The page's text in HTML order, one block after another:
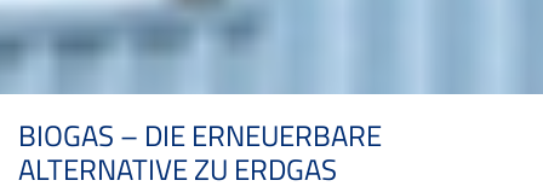
BIOGAS – DIE ERNEUERBARE
ALTERNATIVE ZU ERDGAS